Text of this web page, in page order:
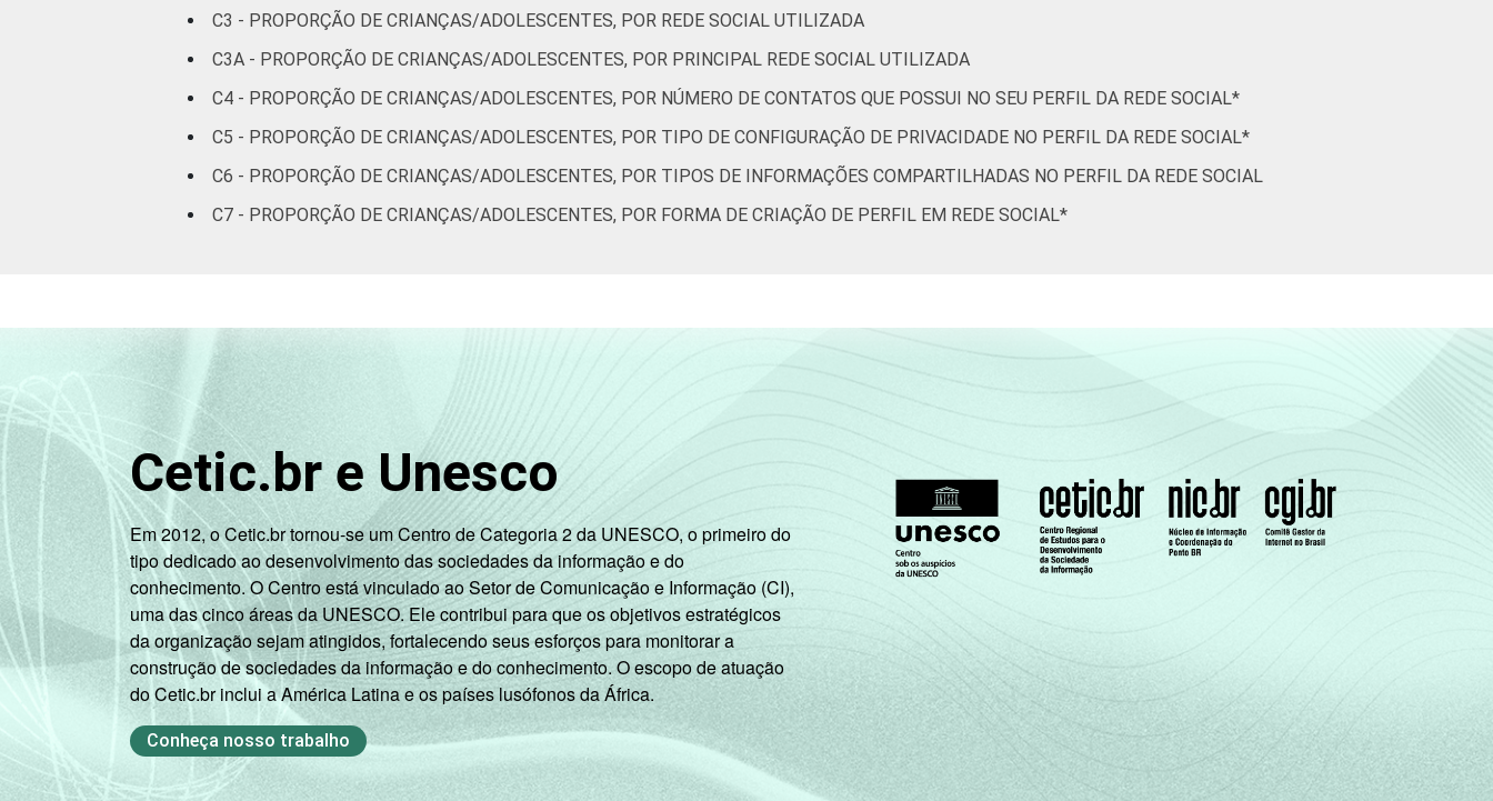
C
DE 67 6
¹Base: 2 261 usuários de Internet de 9 a 17 anos. Dados coletados entre setembro de 2013 e janeiro de 2014.
Fonte: NIC.br - set/2013 a jan/2014
C3 - PROPORÇÃO DE CRIANÇAS/ADOLESCENTES, POR REDE SOCIAL UTILIZADA
C3A - PROPORÇÃO DE CRIANÇAS/ADOLESCENTES, POR PRINCIPAL REDE SOCIAL UTILIZADA
C4 - PROPORÇÃO DE CRIANÇAS/ADOLESCENTES, POR NÚMERO DE CONTATOS QUE POSSUI NO SEU PERFIL DA REDE SOCIAL*
C5 - PROPORÇÃO DE CRIANÇAS/ADOLESCENTES, POR TIPO DE CONFIGURAÇÃO DE PRIVACIDADE NO PERFIL DA REDE SOCIAL*
C6 - PROPORÇÃO DE CRIANÇAS/ADOLESCENTES, POR TIPOS DE INFORMAÇÕES COMPARTILHADAS NO PERFIL DA REDE SOCIAL
C7 - PROPORÇÃO DE CRIANÇAS/ADOLESCENTES, POR FORMA DE CRIAÇÃO DE PERFIL EM REDE SOCIAL*
Cetic.br e Unesco
Em 2012, o Cetic.br tornou-se um Centro de Categoria 2 da UNESCO, o primeiro do
tipo dedicado ao desenvolvimento das sociedades da informação e do
conhecimento. O Centro está vinculado ao Setor de Comunicação e Informação (CI),
uma das cinco áreas da UNESCO. Ele contribui para que os objetivos estratégicos
da organização sejam atingidos, fortalecendo seus esforços para monitorar a
construção de sociedades da informação e do conhecimento. O escopo de atuação
do Cetic.br inclui a América Latina e os países lusófonos da África.
Conheça nosso trabalho